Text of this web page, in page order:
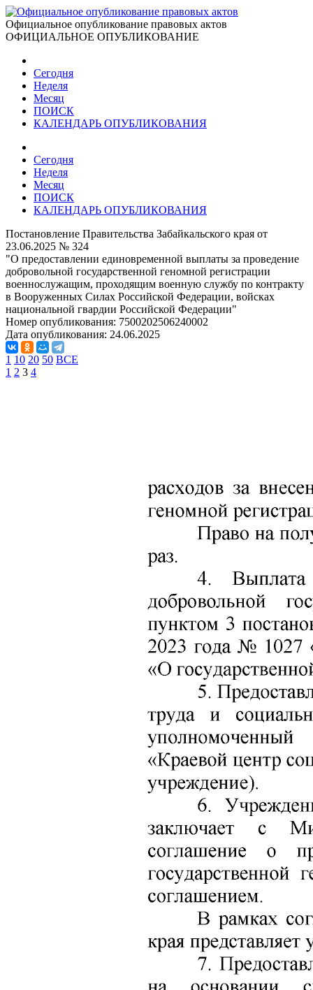
Официальное опубликование правовых актов
ОФИЦИАЛЬНОЕ ОПУБЛИКОВАНИЕ
Сегодня
Неделя
Месяц
ПОИСК
КАЛЕНДАРЬ ОПУБЛИКОВАНИЯ
Сегодня
Неделя
Месяц
ПОИСК
КАЛЕНДАРЬ ОПУБЛИКОВАНИЯ
Постановление Правительства Забайкальского края от
23.06.2025 № 324
"О предоставлении единовременной выплаты за проведение
добровольной государственной геномной регистрации
военнослужащим, проходящим военную службу по контракту
в Вооруженных Силах Российской Федерации, войсках
национальной гвардии Российской Федерации"
Номер опубликования: 7500202506240002
Дата опубликования: 24.06.2025
1 10 20 50 ВСЕ
1 2 3 4